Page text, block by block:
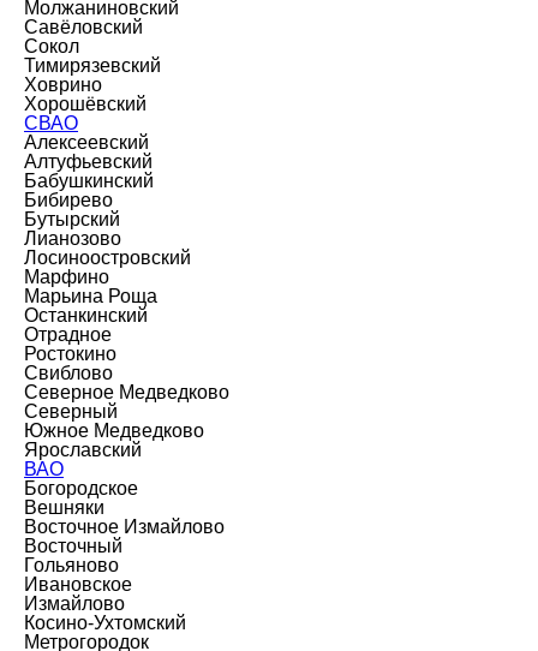
Молжаниновский
Савёловский
Сокол
Тимирязевский
Ховрино
Хорошёвский
СВАО
Алексеевский
Алтуфьевский
Бабушкинский
Бибирево
Бутырский
Лианозово
Лосиноостровский
Марфино
Марьина Роща
Останкинский
Отрадное
Ростокино
Свиблово
Северное Медведково
Северный
Южное Медведково
Ярославский
ВАО
Богородское
Вешняки
Восточное Измайлово
Восточный
Гольяново
Ивановское
Измайлово
Косино-Ухтомский
Метрогородок